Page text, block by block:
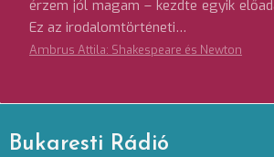
érzem jól magam – kezdte egyik
Ez az irodalomtörténeti…
Ambrus Attila: Shakespeare és Newton
Bukaresti Rádió